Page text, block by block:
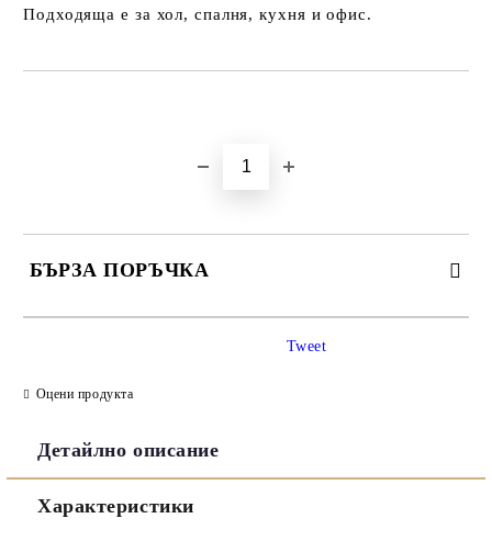
Подходяща е за хол, спалня, кухня и офис.
БЪРЗА ПОРЪЧКА
Ние ще се свържем с вас в рамките на работния ден.
Tweet
Оцени продукта
Детайлно описание
Характеристики